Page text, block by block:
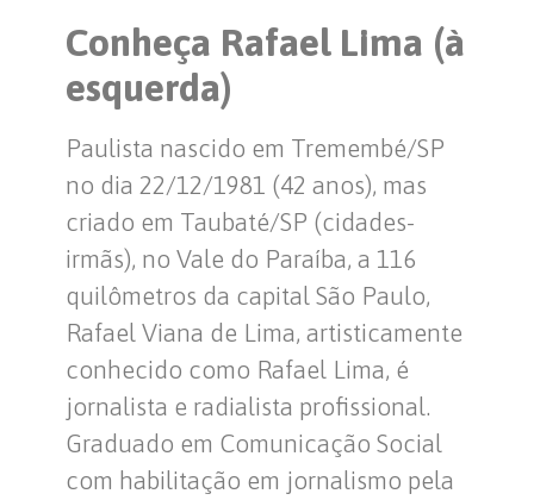
Conheça Rafael Lima (à
esquerda)
Paulista nascido em Tremembé/SP
no dia 22/12/1981 (42 anos), mas
criado em Taubaté/SP (cidades-
irmãs), no Vale do Paraíba, a 116
quilômetros da capital São Paulo,
Rafael Viana de Lima, artisticamente
conhecido como Rafael Lima, é
jornalista e radialista profissional.
Graduado em Comunicação Social
com habilitação em jornalismo pela